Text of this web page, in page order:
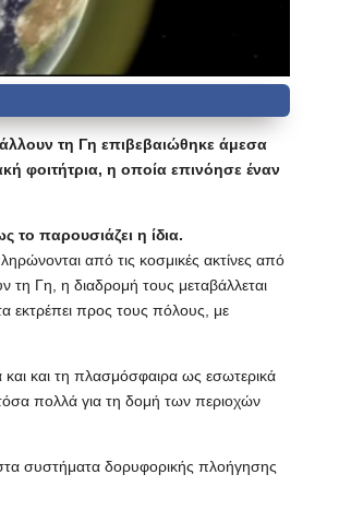
τη Γη επιβεβαιώθηκε άμεσα
φοιτήτρια, η οποία επινόησε έναν
παρουσιάζει η ίδια.
από τις κοσμικές ακτίνες από
τη Γη, η διαδρομή τους μεταβάλλεται
εκτρέπει προς τους πόλους, με
και τη πλασμόσφαιρα ως εσωτερικά
τόσα πολλά για τη δομή των περιοχών
συστήματα δορυφορικής πλοήγησης